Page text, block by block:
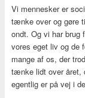
Vi mennesker er
tænke over og gøre
ondt. Og vi har brug
vores eget liv og de
mange af os, der
tænke lidt over året,
egentlig er på vej i